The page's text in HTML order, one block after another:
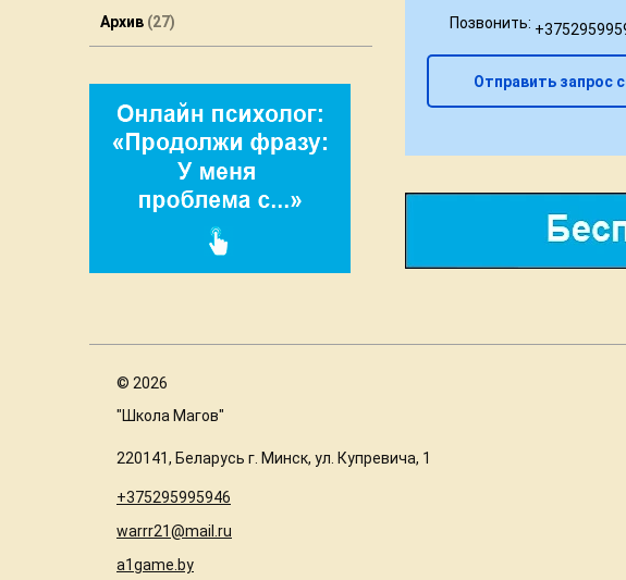
Архив 27
Позвонить:
Отправить запрос
© 2026
"Школа Магов"
220141, Беларусь г. Минск, ул. Купревича, 1
+375295995946
warrr21@mail.ru
a1game.by